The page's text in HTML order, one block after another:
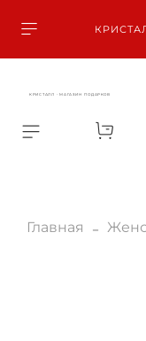
КРИСТАЛЛ - МАГАЗИН ПОДАРКОВ
Главная